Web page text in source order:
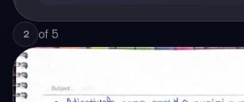
2 of 5